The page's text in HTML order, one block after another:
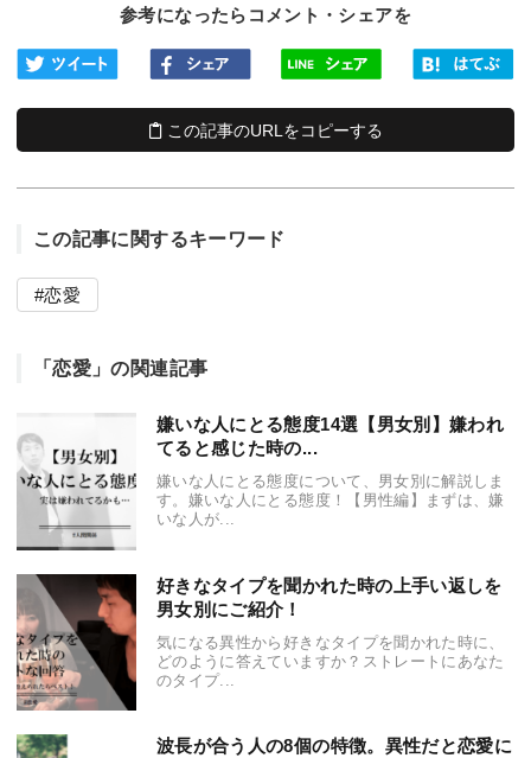
参考になったらコメント・シェアを
この記事のURLをコピーする
この記事に関するキーワード
恋愛
「恋愛」の関連記事
嫌いな人にとる態度14選【男女別】嫌われ
てると感じた時の...
嫌いな人にとる態度について、男女別に解説しま
す。嫌いな人にとる態度！【男性編】まずは、嫌
いな人が...
好きなタイプを聞かれた時の上手い返しを
男女別にご紹介！
気になる異性から好きなタイプを聞かれた時に、
どのように答えていますか？ストレートにあなた
のタイプ...
波長が合う人の8個の特徴。異性だと恋愛に